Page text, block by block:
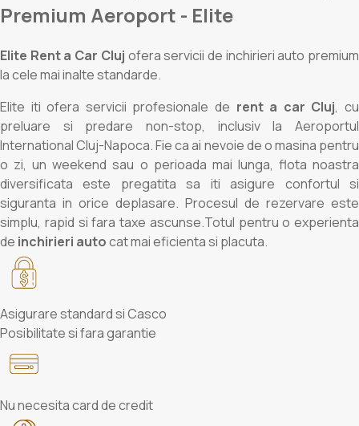
Premium Aeroport - Elite
Elite Rent a Car Cluj ofera servicii de inchirieri auto premium
la cele mai inalte standarde.
Elite iti ofera servicii profesionale de rent a car Cluj, cu
preluare si predare non-stop, inclusiv la Aeroportul
International Cluj-Napoca. Fie ca ai nevoie de o masina pentru
o zi, un weekend sau o perioada mai lunga, flota noastra
diversificata este pregatita sa iti asigure confortul si
siguranta in orice deplasare. Procesul de rezervare este
simplu, rapid si fara taxe ascunse.Totul pentru o experienta
de inchirieri autocat mai eficienta si placuta.
Asigurare standard si Casco
Posibilitate si fara garantie
Nu necesita card de credit